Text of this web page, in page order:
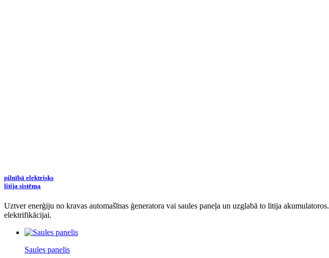
pilnībā elektrisks
litija sistēma
Uztver enerģiju no kravas automašīnas ģeneratora vai saules paneļa un uzglabā to litija akumulatoros.
elektrifikācijai.
Saules panelis